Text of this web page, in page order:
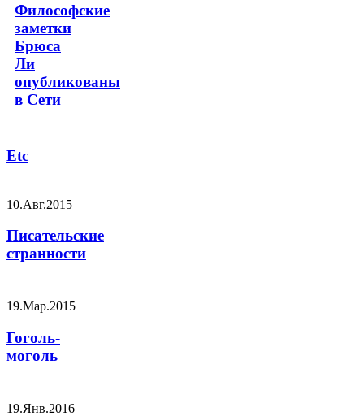
Философские
заметки
Брюса
Ли
опубликованы
в Сети
Etc
10.Авг.2015
Писательские
странности
19.Мар.2015
Гоголь-
моголь
19.Янв.2016